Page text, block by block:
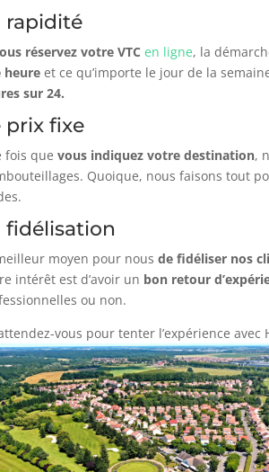
rapidité
réservez votre VTC en ligne, la
heure et ce qu’importe le jour de la
sur 24.
prix fixe
fois quevous indiquez votre destination,
Quoique, nous faisons tout
fidélisation
moyen pour nousde fidéliser nos
intérêt est d’avoir un bon retour
ou non.
vous pour tenter l’expérience avec